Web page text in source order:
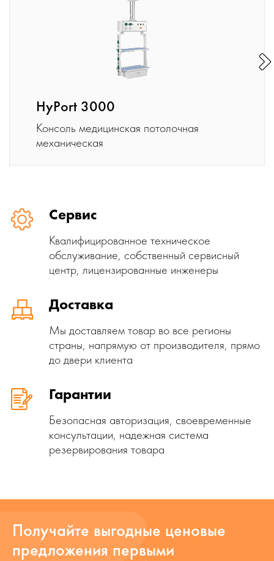
HyPort 3000
Консоль медицинская потолочная
механическая
Сервис
Квалифицированное техническое
обслуживание, собственный сервисный
центр, лицензированные инженеры
Доставка
Мы доставляем товар во все регионы
страны, напрямую от производителя, прямо
до двери клиента
Гарантии
Безопасная авторизация, своевременные
консультации, надежная система
резервирования товара
Получайте выгодные ценовые
предложения первыми